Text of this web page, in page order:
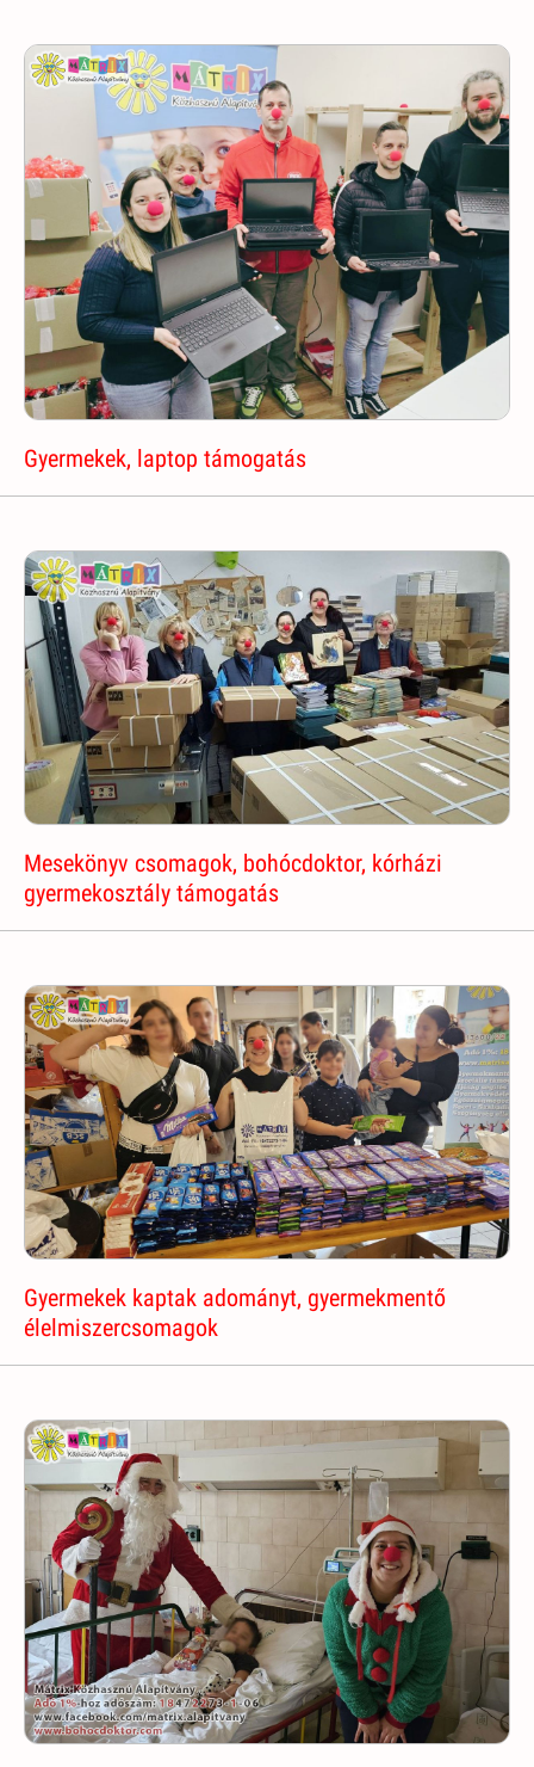
Gyermekek, laptop támogatás
Mesekönyv csomagok, bohócdoktor, kórházi
gyermekosztály támogatás
Gyermekek kaptak adományt, gyermekmentő
élelmiszercsomagok